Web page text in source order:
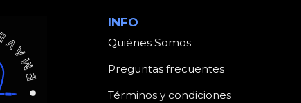
INFO
Quiénes Somos
Preguntas frecuentes
Términos y condiciones